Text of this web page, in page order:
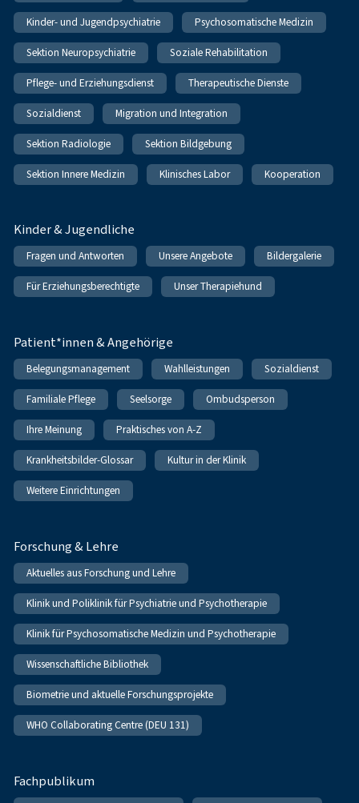
Kinder- und Jugendpsychiatrie Psychosomatische Medizin
Sektion Neuropsychiatrie Soziale Rehabilitation
Pflege- und Erziehungsdienst Therapeutische Dienste
Sozialdienst Migration und Integration
Sektion Radiologie Sektion Bildgebung
Sektion Innere Medizin Klinisches Labor Kooperation
Kinder & Jugendliche
Fragen und Antworten Unsere Angebote Bildergalerie
Für Erziehungsberechtigte Unser Therapiehund
Patient*innen & Angehörige
Belegungsmanagement Wahlleistungen Sozialdienst
Familiale Pflege Seelsorge Ombudsperson
Ihre Meinung Praktisches von A-Z
Krankheitsbilder-Glossar Kultur in der Klinik
Weitere Einrichtungen
Forschung & Lehre
Aktuelles aus Forschung und Lehre
Klinik und Poliklinik für Psychiatrie und Psychotherapie
Klinik für Psychosomatische Medizin und Psychotherapie
Wissenschaftliche Bibliothek
Biometrie und aktuelle Forschungsprojekte
WHO Collaborating Centre (DEU 131)
Fachpublikum